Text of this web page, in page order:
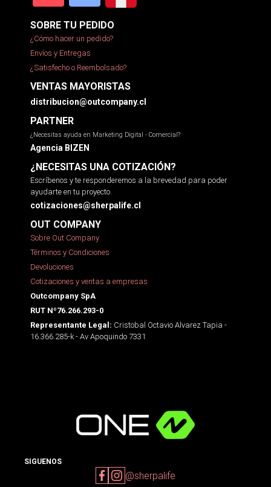
SOBRE TU PEDIDO
¿Cómo hacer un pedido?
Envíos y Entregas
¿Satisfecho o Reembolsado?
VENTAS MAYORISTAS
distribucion@outcompany.cl
PARTNER
¿Necesitas ayuda en Marketing Digital - Comercial?
Agencia BIZEN
¿NECESITAS UNA COTIZACIÓN?
Escríbenos y te responderemos a la brevedad para poder
ayudarte en tu proyecto.
cotizaciones@sherpalife.cl
OUT COMPANY
Sobre Out Company
Términos y Condiciones
Devoluciones
Cotizaciones y ventas a empresas
Outcompany SpA
RUT Nº76.266.293-0
Representante Legal: Cristobal Octavio Alvarez Tapia -
16.366.285-k - Av Apoquindo 7331
SIGUENOS
@sherpalife